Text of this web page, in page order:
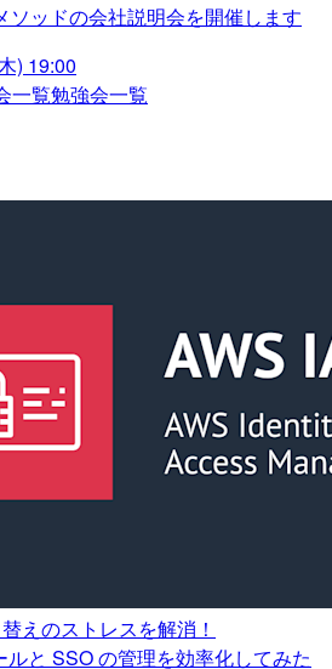
ソッドの会社説明会を開催します
) 19:00
一覧勉強会一覧
えのストレスを解消！
ルと SSO の管理を効率化してみた